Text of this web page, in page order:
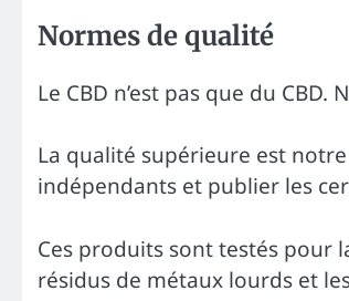
Normes de qualité
Le CBD n’est pas que du
La qualité supérieure est
indépendants et publier les
Ces produits sont testés pour
résidus de métaux lourds et